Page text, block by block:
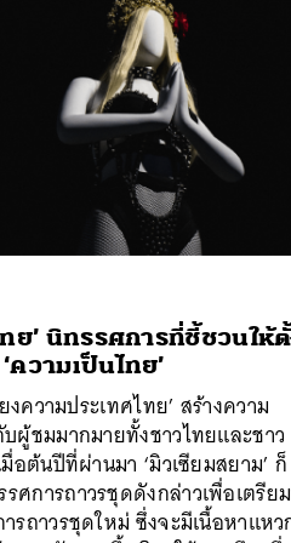
ย’ นิทรรศการที่ชี้ชวนให้
ความเป็นไทย’
งความประเทศไทย’ สร้างความ
ผู้ชมมากมายทั้งชาวไทยและชาว
อต้นปีที่ผ่านมา ‘มิวเซียมสยาม’ ก็
ศการถาวรชุดดังกล่าวเพื่อเตรีย
รถาวรชุดใหม่ ซึ่งจะมีเนื้อหาแหว